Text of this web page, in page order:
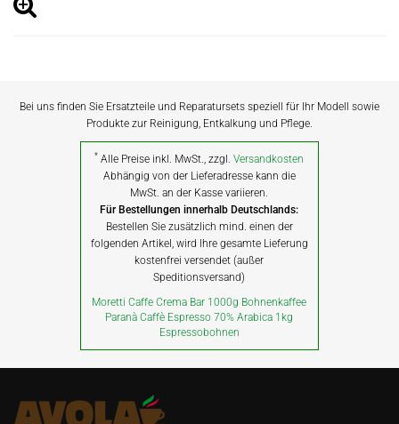
Bei uns finden Sie Ersatzteile und Reparatursets speziell für Ihr Modell sowie
Produkte zur Reinigung, Entkalkung und Pflege.
* Alle Preise inkl. MwSt., zzgl.Versandkosten
Abhängig von der Lieferadresse kann die
MwSt. an der Kasse variieren.
Für Bestellungen innerhalb Deutschlands:
Bestellen Sie zusätzlich mind. einen der
folgenden Artikel, wird Ihre gesamte Lieferung
kostenfrei versendet (außer
Speditionsversand)
Moretti Caffe Crema Bar 1000g Bohnenkaffee
Paranà Caffè Espresso 70% Arabica 1kg
Espressobohnen